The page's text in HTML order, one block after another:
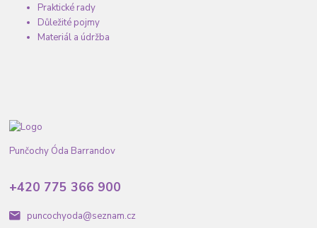
Praktické rady
Důležité pojmy
Materiál a údržba
Punčochy Óda Barrandov
+420 775 366 900
puncochyoda@seznam.cz